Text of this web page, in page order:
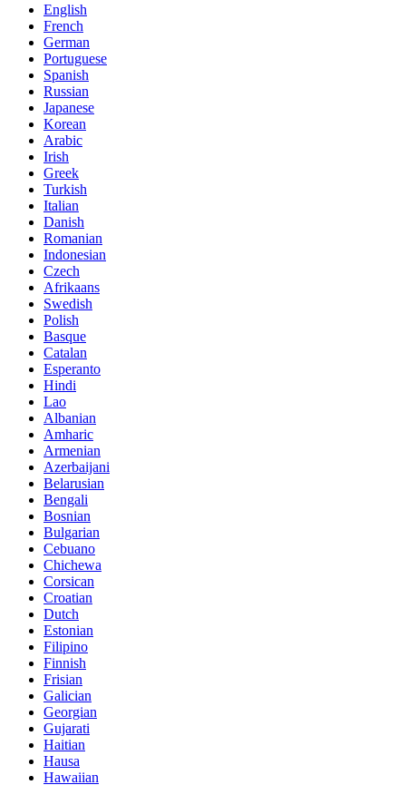
English
French
German
Portuguese
Spanish
Russian
Japanese
Korean
Arabic
Irish
Greek
Turkish
Italian
Danish
Romanian
Indonesian
Czech
Afrikaans
Swedish
Polish
Basque
Catalan
Esperanto
Hindi
Lao
Albanian
Amharic
Armenian
Azerbaijani
Belarusian
Bengali
Bosnian
Bulgarian
Cebuano
Chichewa
Corsican
Croatian
Dutch
Estonian
Filipino
Finnish
Frisian
Galician
Georgian
Gujarati
Haitian
Hausa
Hawaiian